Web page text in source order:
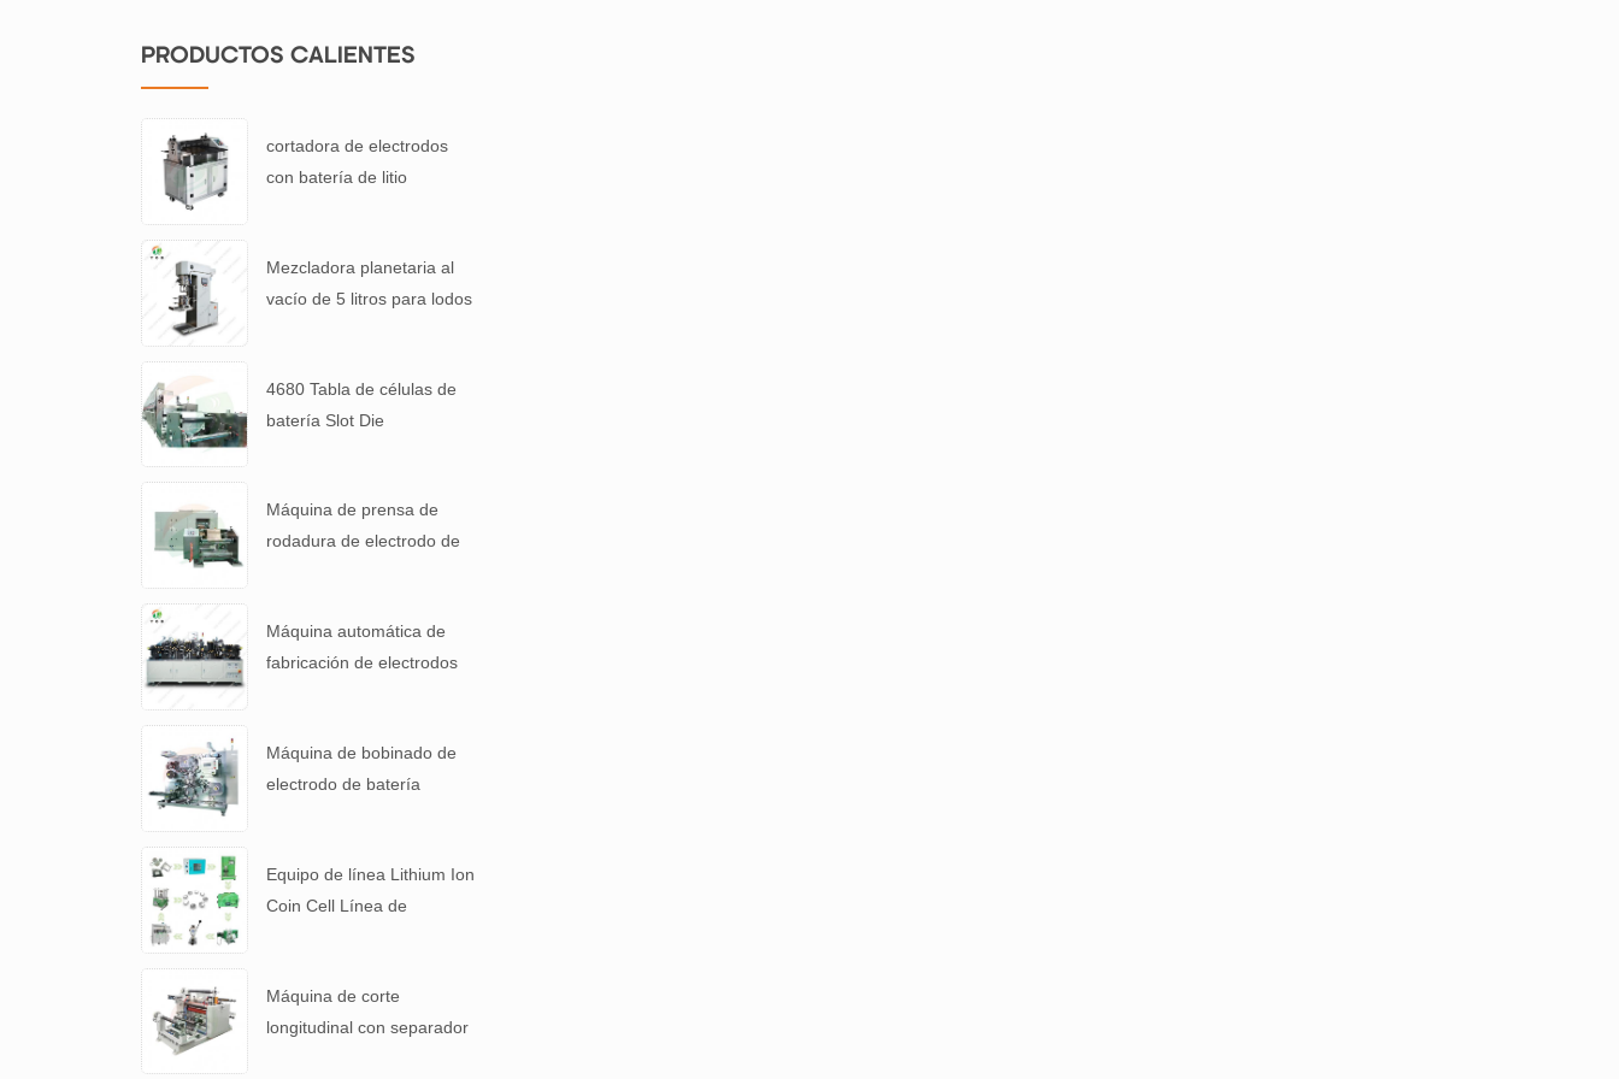
PRODUCTOS CALIENTES
cortadora de electrodos
con batería de litio
Mezcladora planetaria al
vacío de 5 litros para lodos
4680 Tabla de células de
batería Slot Die
electrodos
Máquina de prensa de
rodadura de electrodo de
Máquina automática de
fabricación de electrodos
Máquina de bobinado de
electrodo de batería
Equipo de línea Lithium Ion
Coin Cell Línea de
Máquina de corte
longitudinal con separador